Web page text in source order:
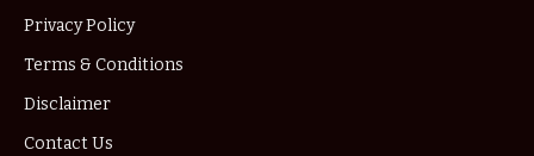
Privacy Policy
Terms & Conditions
Disclaimer
Contact Us